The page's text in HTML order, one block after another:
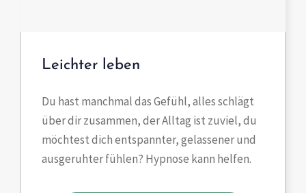
Leichter leben
Du hast manchmal das Gefühl, alles schlägt
über dir zusammen, der Alltag ist zuviel, du
möchtest dich entspannter, gelassener und
ausgeruhter fühlen? Hypnose kann helfen.